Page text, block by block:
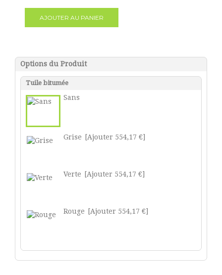
AJOUTER AU PANIER
Options du Produit
Tuile bitumée
Sans
Grise [Ajouter 554,17 €]
Verte [Ajouter 554,17 €]
Rouge [Ajouter 554,17 €]